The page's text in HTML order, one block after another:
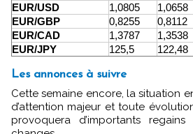
EUR/USD
1,0805 1,0658
EUR/GBP
0,8255 0,8112
EUR/CAD
1,3787 1,3538
EUR/JPY
125,5 122,48
Les annonces à suivre
Cette semaine encore, la situation en Ukraine sera le point
d’attention majeur et toute
provoquera d’importants